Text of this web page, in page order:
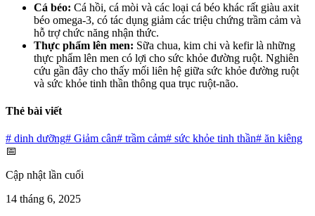
Cá béo: Cá hồi, cá mòi và các loại cá béo khác rất giàu axit
béo omega-3, có tác dụng giảm các triệu chứng trầm cảm và
hỗ trợ chức năng nhận thức.
Thực phẩm lên men: Sữa chua, kim chi và kefir là những
thực phẩm lên men có lợi cho sức khỏe đường ruột. Nghiên
cứu gần đây cho thấy mối liên hệ giữa sức khỏe đường ruột
và sức khỏe tinh thần thông qua trục ruột-não.
Thẻ bài viết
# dinh dưỡng# Giảm cân# trầm cảm# sức khỏe tinh thần# ăn kiêng
📅
Cập nhật lần cuối
14 tháng 6, 2025